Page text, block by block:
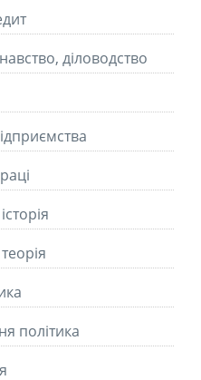
діловодство
політика